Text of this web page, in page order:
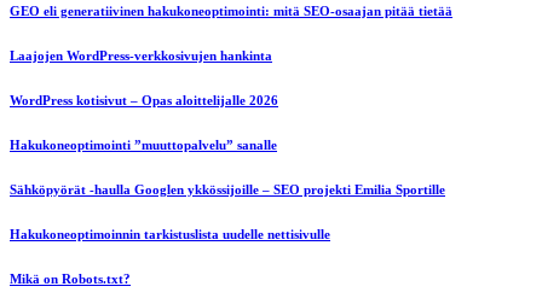
GEO eli generatiivinen hakukoneoptimointi: mitä SEO-osaajan pitää tietää
Laajojen WordPress-verkkosivujen hankinta
WordPress kotisivut – Opas aloittelijalle 2026
Hakukoneoptimointi ”muuttopalvelu” sanalle
Sähköpyörät -haulla Googlen ykkössijoille – SEO projekti Emilia Sportille
Hakukoneoptimoinnin tarkistuslista uudelle nettisivulle
Mikä on Robots.txt?